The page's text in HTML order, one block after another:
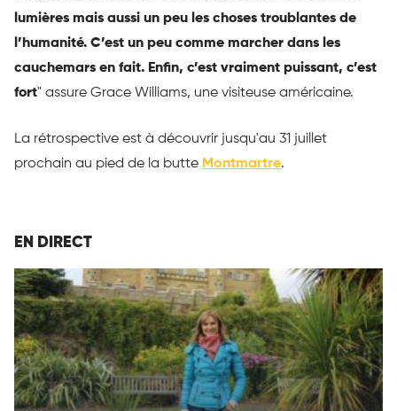
lumières mais aussi un peu les choses troublantes de
l’humanité. C’est un peu comme marcher dans les
cauchemars en fait. Enfin, c’est vraiment puissant, c’est
fort" assure Grace Williams, une visiteuse américaine.
La rétrospective est à découvrir jusqu'au 31 juillet
prochain au pied de la butte Montmartre.
EN DIRECT